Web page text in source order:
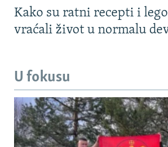
Kako su ratni recepti i
vraćali život u normalu
U fokusu